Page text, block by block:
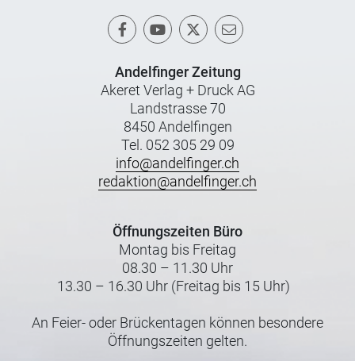
Andelfinger Zeitung
Akeret Verlag + Druck AG
Landstrasse 70
8450 Andelfingen
Tel. 052 305 29 09
info@andelfinger.ch
redaktion@andelfinger.ch
Öffnungszeiten Büro
Montag bis Freitag
08.30 – 11.30 Uhr
13.30 – 16.30 Uhr (Freitag bis 15 Uhr)
An Feier- oder Brückentagen können besondere
Öffnungszeiten gelten.